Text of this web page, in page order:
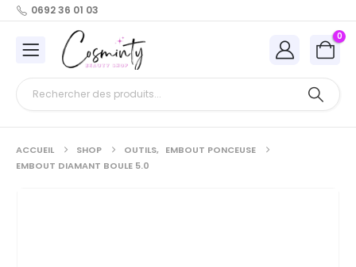
0692 36 01 03
0
ACCUEIL SHOP OUTILS, EMBOUT PONCEUSE
EMBOUT DIAMANT BOULE 5.0